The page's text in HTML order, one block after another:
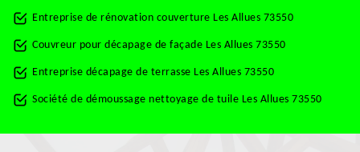
Entreprise de rénovation couverture Les Allues 73550
Couvreur pour décapage de façade Les Allues 73550
Entreprise décapage de terrasse Les Allues 73550
Société de démoussage nettoyage de tuile Les Allues 73550